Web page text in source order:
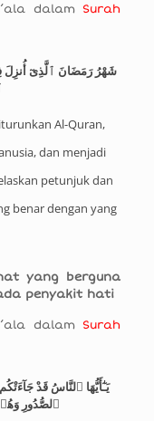
dalam Surah
شَهْرُ رَمَضَانَ ٱلَّذِىٓ
Al-Quran,
dan menjadi
petunjuk dan
benar dengan yang
yang berguna
penyakit hati
dalam Surah
يَـٰٓأَيُّهَا ٱلنَّاسُ قَدْ
ٱلصُّدُورِ